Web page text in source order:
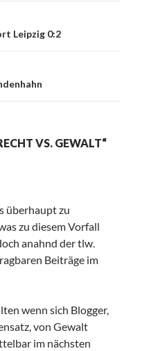
Leipzig 0:2
VS. GEWALT“
überhaupt zu
zu diesem Vorfall
anahnd der tlw.
Beiträge im
wenn sich Blogger,
von Gewalt
im nächsten